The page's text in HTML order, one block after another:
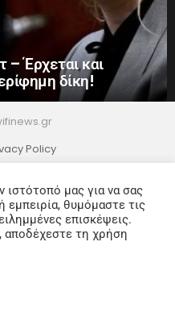
Έρχεται και
δίκη!
Policy
μας για να σας
θυμόμαστε τις
επισκέψεις.
αποδέχεστε τη χρήση